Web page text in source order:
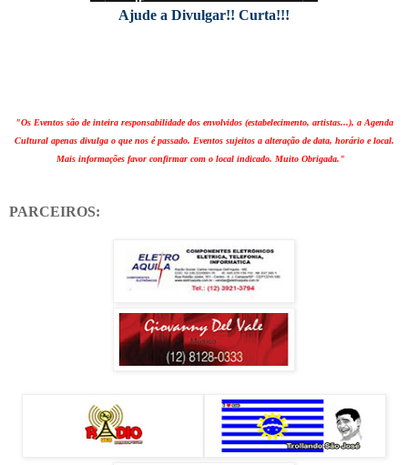
Ajude a Divulgar!! Curta!!!
"Os Eventos são de inteira responsabilidade dos envolvidos (estabelecimento, artistas...), a Agenda
Cultural apenas divulga o que nos é passado. Eventos sujeitos a alteração de data, horário e local.
Mais informações favor confirmar com o local indicado. Muito Obrigada."
PARCEIROS: